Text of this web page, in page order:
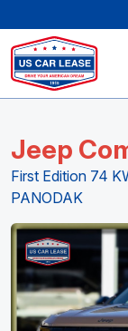
Jeep
First Edition 74
PANODAK